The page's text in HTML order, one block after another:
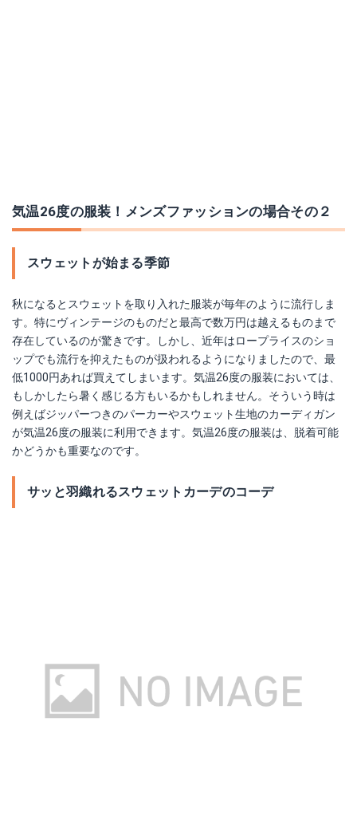
気温26度の服装！メンズファッションの場合その２
スウェットが始まる季節
秋になるとスウェットを取り入れた服装が毎年のように流行しま
す。特にヴィンテージのものだと最高で数万円は越えるものまで
存在しているのが驚きです。しかし、近年はロープライスのショ
ップでも流行を抑えたものが扱われるようになりましたので、最
低1000円あれば買えてしまいます。気温26度の服装においては、
もしかしたら暑く感じる方もいるかもしれません。そういう時は
例えばジッパーつきのパーカーやスウェット生地のカーディガン
が気温26度の服装に利用できます。気温26度の服装は、脱着可能
かどうかも重要なのです。
サッと羽織れるスウェットカーデのコーデ